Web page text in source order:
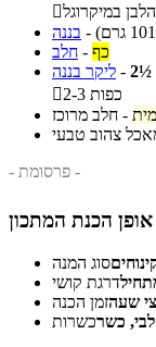
במיקרוגל
בננה -
חלב - כף
ליקר בננה - 2½

2-3 כפות
חלב מרוכז -
צהוב טבעי
- פרסומת -
אופן הכנת המתכון
סוג המנה
דרגת קושי
שעהזמן הכנה
כשרכשרות